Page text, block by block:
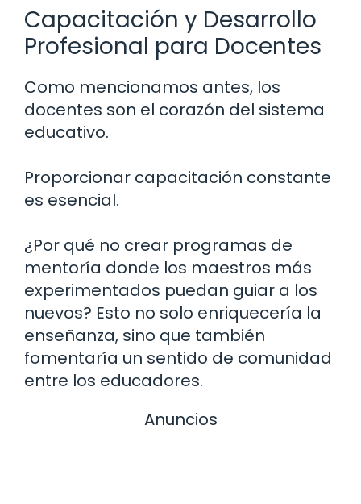
Capacitación y Desarrollo
Profesional para Docentes
Como mencionamos antes, los
docentes son el corazón del sistema
educativo.
Proporcionar capacitación constante
es esencial.
¿Por qué no crear programas de
mentoría donde los maestros más
experimentados puedan guiar a los
nuevos? Esto no solo enriquecería la
enseñanza, sino que también
fomentaría un sentido de comunidad
entre los educadores.
Anuncios